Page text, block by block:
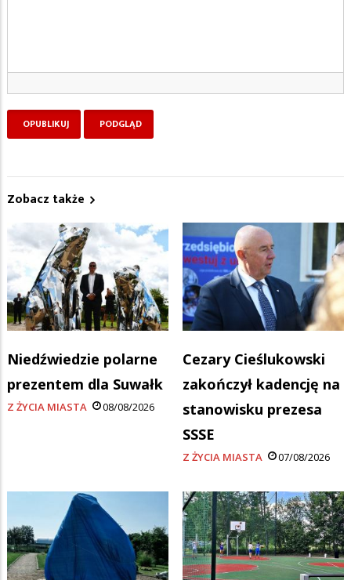
Zobacz także
Niedźwiedzie polarne
prezentem dla Suwałk
Z ŻYCIA MIASTA 08/08/2026
Cezary Cieślukowski
zakończył kadencję na
stanowisku prezesa
SSSE
Z ŻYCIA MIASTA 07/08/2026